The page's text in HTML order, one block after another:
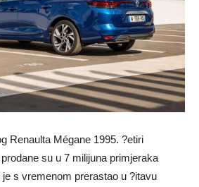
Renaulta Mégane 1995. ?etiri
su u 7 milijuna primjeraka
s vremenom prerastao u ?itavu